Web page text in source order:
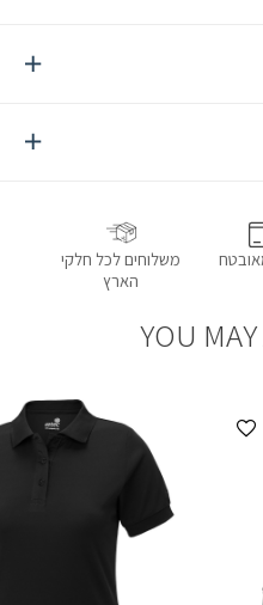
משלוחים לכל חלקי
הארץ
YOU
הוספה למועדפים